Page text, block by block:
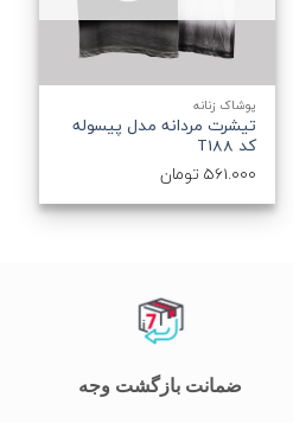
پوشاک زنانه
تیشرت مردانه مدل پیسوله
کد T188
561.000تومان
ضمانت بازگشت وجه